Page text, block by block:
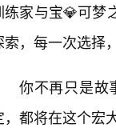
练家与宝💎可梦
索，每一次选择
你不再只是故
，都将在这个宏